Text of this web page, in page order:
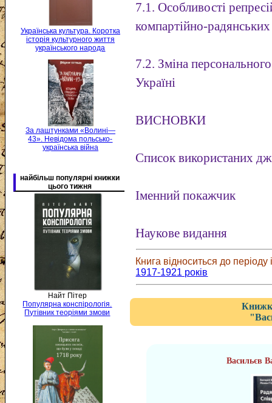
Українська культура. Коротка
історія культурного життя
українського народа
За лаштунками «Волині—
43». Невідома польсько-
українська війна
найбільш популярні книжки
цього тижня
Найт Пітер
Популярна конспірологія.
Путівник теоріями змови
7.1. Особливості
компартійно-
7.2. Зміна
Україні
ВИСНОВКИ
Список використаних
Іменний покажчик
Наукове видання
Книга відноситься до періоду
1917-1921 років
Васильєв